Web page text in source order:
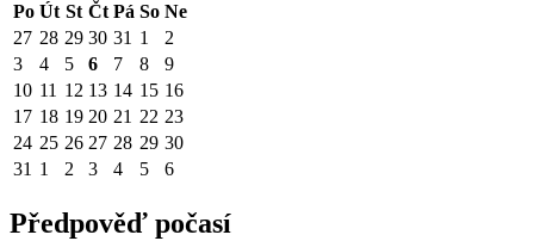
Po Út St Čt Pá So Ne
27 28 29 30 31 1
2
3
4 5 6 7 8
9
10 11 12 13 14 15 16
17 18 19 20 21 22 23
24 25 26 27 28 29 30
31 1 2 3 4 5 6
Předpověď počasí